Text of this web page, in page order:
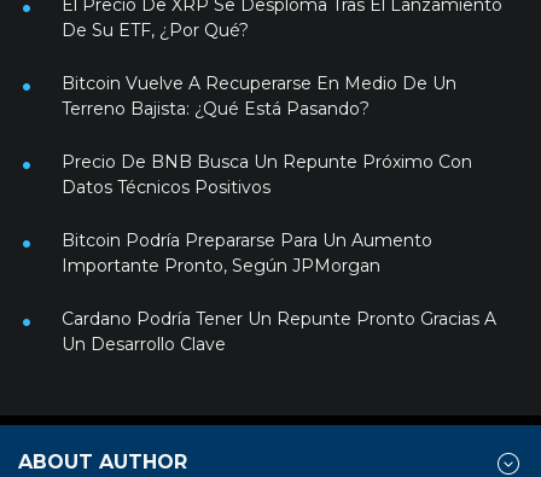
El Precio De XRP Se Desploma Tras El Lanzamiento
De Su ETF, ¿Por Qué?
Bitcoin Vuelve A Recuperarse En Medio De Un
Terreno Bajista: ¿Qué Está Pasando?
Precio De BNB Busca Un Repunte Próximo Con
Datos Técnicos Positivos
Bitcoin Podría Prepararse Para Un Aumento
Importante Pronto, Según JPMorgan
Cardano Podría Tener Un Repunte Pronto Gracias A
Un Desarrollo Clave
ABOUT AUTHOR